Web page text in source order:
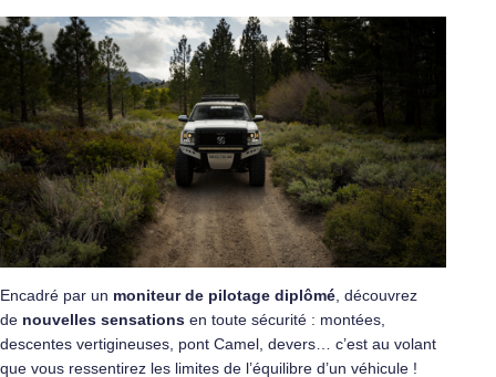
Encadré par un moniteur de pilotage diplômé , découvrez
de nouvelles sensations en toute sécurité : montées,
descentes vertigineuses, pont Camel, devers… c’est au volant
que vous ressentirez les limites de l’équilibre d’un véhicule !